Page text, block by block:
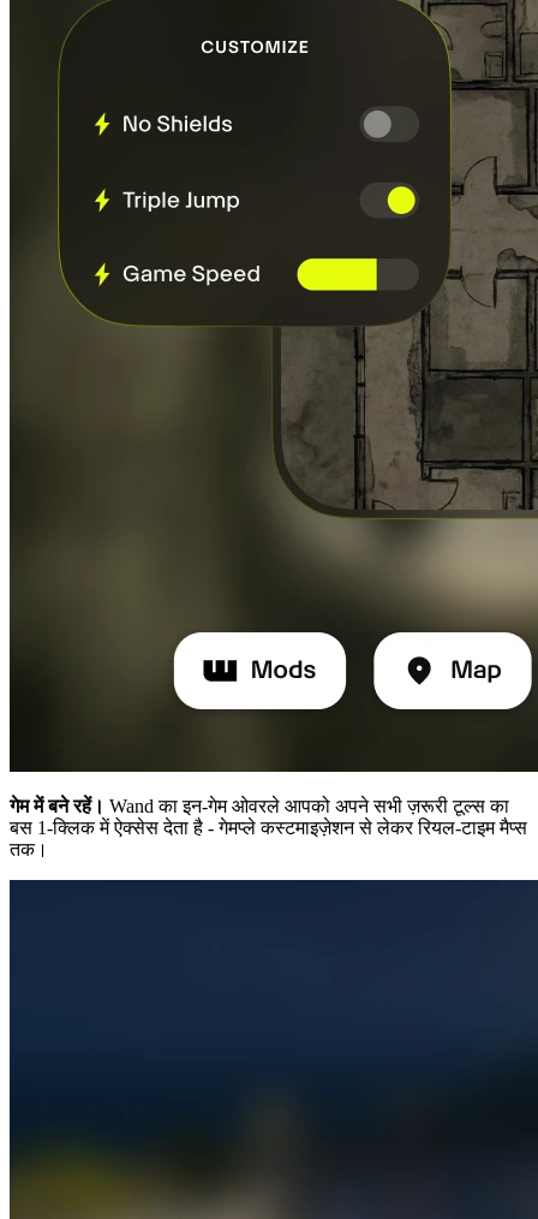
गेम में बने रहें। Wand का इन-गेम ओवरले आपको अपने सभी ज़रूरी टूल्स का
बस 1-क्लिक में ऐक्सेस देता है - गेमप्ले कस्टमाइज़ेशन से लेकर रियल-टाइम मैप्स
तक।